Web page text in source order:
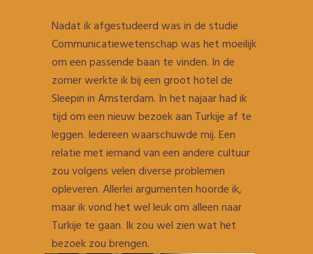
Nadat ik afgestudeerd was in de studie
Communicatiewetenschap was het moeilijk
om een passende baan te vinden. In de
zomer werkte ik bij een groot hotel de
Sleepin in Amsterdam. In het najaar had ik
tijd om een nieuw bezoek aan Turkije af te
leggen. Iedereen waarschuwde mij. Een
relatie met iemand van een andere cultuur
zou volgens velen diverse problemen
opleveren. Allerlei argumenten hoorde ik,
maar ik vond het wel leuk om alleen naar
Turkije te gaan. Ik zou wel zien wat het
bezoek zou brengen.